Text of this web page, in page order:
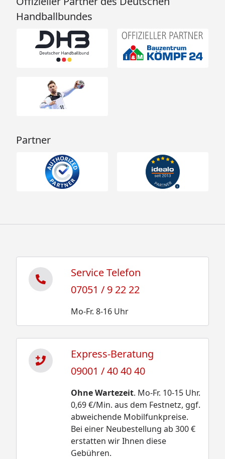
Handballbundes
Partner
Service Telefon
07051 / 9 22 22
Mo-Fr. 8-16 Uhr
Express-Beratung
09001 / 40 40 40
Ohne Wartezeit. Mo-Fr. 10-15 Uhr.
0,69 €/Min. aus dem Festnetz, ggf.
abweichende Mobilfunkpreise.
Bei einer Neubestellung ab 300 €
erstatten wir Ihnen diese
Gebühren.